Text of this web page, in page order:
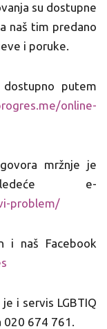
su dostupne
naš tim predano
i poruke.
putem
online-
mržnje je
e-
problem/
i naš Facebook
i servis LGBTIQ
674 761.